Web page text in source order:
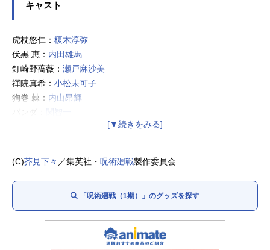
キャスト
虎杖悠仁： 榎木淳弥
伏黒 恵： 内田雄馬
釘崎野薔薇： 瀬戸麻沙美
禪院真希： 小松未可子
狗巻 棘： 内山昂輝
パンダ：
西宮 桃：釘宮理恵
三輪 霞：赤﨑千夏
松岡禎丞
五条 悟：中村悠一
(C)芥見下々 ／集英社・ 呪術廻戦製作委員会
「呪術廻戦（1期）」のグッズを探す